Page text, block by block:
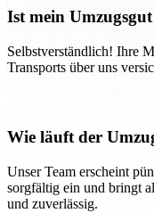
Ist mein
Selbstverständlich! Ihre
Transports über uns
Wie läuft der
Unser Team erscheint
sorgfältig ein und bringt
und zuverlässig.